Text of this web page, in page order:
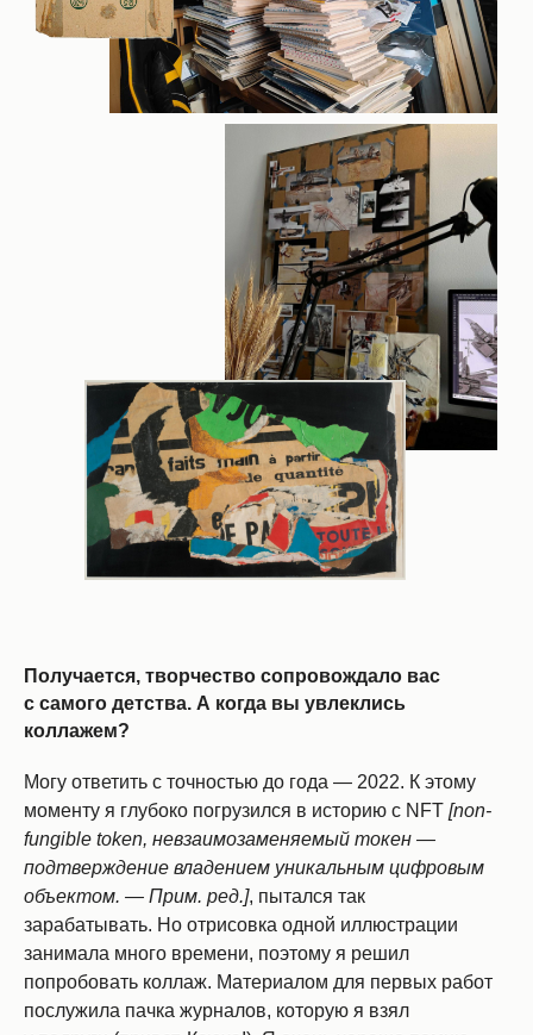
Получается, творчество сопровождало вас
с самого детства. А когда вы увлеклись
коллажем?
Могу ответить с точностью до года — 2022. К этому
моменту я глубоко погрузился в историю с NFT [non-
fungible token, невзаимозаменяемый токен —
подтверждение владением уникальным цифровым
объектом. — Прим. ред.], пытался так
зарабатывать. Но отрисовка одной иллюстрации
занимала много времени, поэтому я решил
попробовать коллаж. Материалом для первых работ
послужила пачка журналов, которую я взял